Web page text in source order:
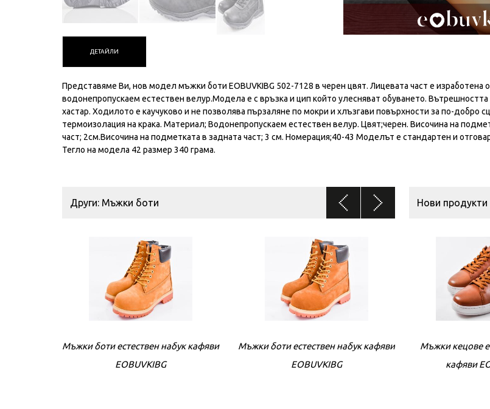
ДЕТАЙЛИ
Представяме Ви, нов модел мъжки боти EOBUVKIBG 502-7128 в черен цвят. Лицевата част е изработена
водонепропускаем естествен велур.Модела е с връзка и цип който улесняват обуването.
хастар. Ходилото е каучуково и не позволява пързаляне по мокри и хлъзгави повърхности за по-добро
термоизолация на крака. Материал; Водонепропускаем естествен велур. Цвят;черен. Височина на
част; 2см.Височина на подметката в задната част; 3 см. Номерация;40-43 Моделът е стандартен и
Тегло на модела 42 размер 340 грама.
Други: Мъжки боти
Мъжки боти естествен набук кафяви
EOBUVKIBG
Мъжки боти естествен набук кафяви
EOBUVKIBG
Мъжки боти
Нови продукти
Мъжки кецове
кафяви